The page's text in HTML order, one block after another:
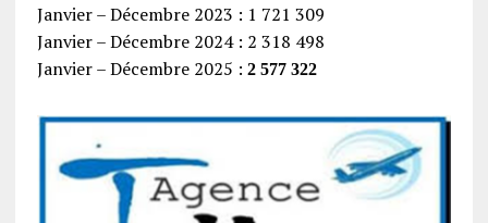
Janvier – Décembre 2023 : 1 721 309
Janvier – Décembre 2024 : 2 318 498
Janvier – Décembre 2025 : 2 577 322